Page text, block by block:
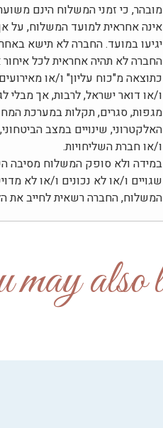
מובהר, כי זמני המשלוח הינם
אינה אחראית למועד המשלוח,
יגיעו במועד. החברה לא תישא
החברה לא תהיה אחראית לכל
כתוצאה מ"כוח עליון" ו/או
ו/או דואר ישראל, לרבות, אך מבלי
מגפות, סגרים, תקלות במערכת
האלקטרוני, שינויים במצב
ו/או חברת השליחויות.
במידה ולא סופק המשלוח מסיבה
שגויים ו/או לא נכונים ו/או לא
המשלוח, החברה רשאית לחייב את